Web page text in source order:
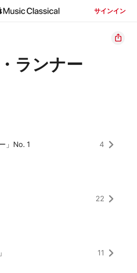
サインイン
ランナー
」No. 1 4
22
11